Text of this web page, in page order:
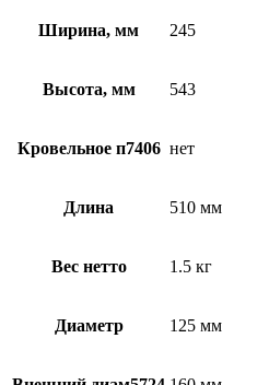
Ширина, мм 245
Высота, мм 543
Кровельное п7406 нет
Длина 510 мм
Вес нетто 1.5 кг
Диаметр 125 мм